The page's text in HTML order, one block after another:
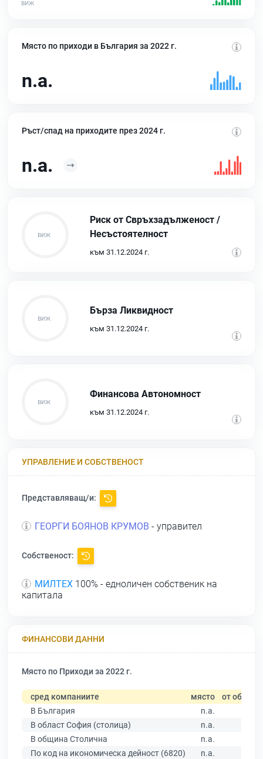
Място по приходи в България за 2022 г.
n.a.
Ръст/спад на приходите през 2024 г.
n.a.
Риск от Свръхзадълженост /
Несъстоятелност
към 31.12.2024 г.
Бърза Ликвидност
към 31.12.2024 г.
Финансова Автономност
към 31.12.2024 г.
УПРАВЛЕНИЕ И СОБСТВЕНОСТ
Представляващ/и:
ГЕОРГИ БОЯНОВ КРУМОВ - управител
Собственост:
МИЛТЕХ 100% - едноличен собственик на
капитала
ФИНАНСОВИ ДАННИ
Място по Приходи за 2022 г.
сред компаниите място от общо
В България
n.a.
В област София (столица)
n.a.
В община Столична
n.a.
По код на икономическа дейност (6820)
n.a.